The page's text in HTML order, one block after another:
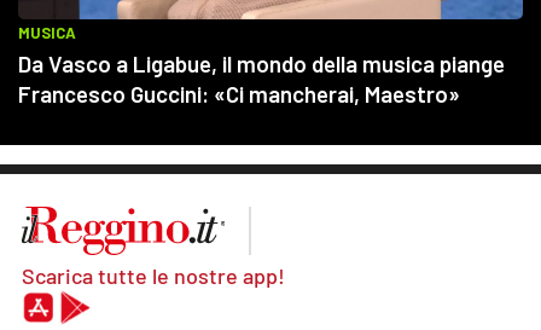
Scarica tutte le nostre app!